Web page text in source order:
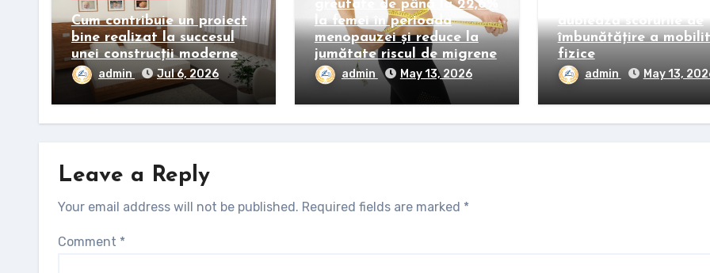
Cum contribuie un proiect
bine realizat la succesul
unei construcții moderne
admin Jul 6, 2026
greutate de până la 22,6%
la femei în perioada
menopauzei și reduce la
jumătate riscul de migrene
admin May 13, 2026
dublează scorurile de
îmbunătățire a
fizice
admin May 13,
Leave a Reply
Your email address will not be published. Required fields are marked *
Comment *